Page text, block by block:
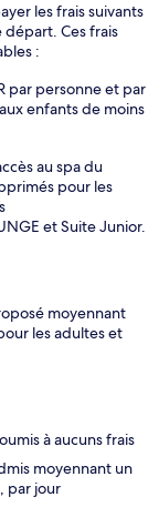
les frais suivants
Ces frais
:
par personne et par
enfants de moins
au spa du
pour les
et Suite Junior.
moyennant
les adultes et
à aucuns frais
moyennant un
par jour